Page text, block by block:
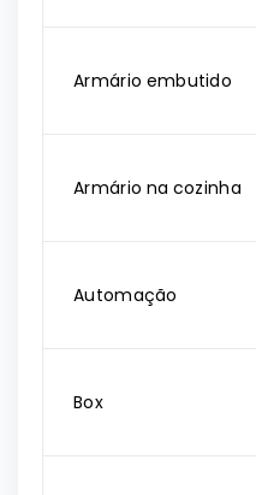
Armário embutido
Armário na cozinha
Automação
Box